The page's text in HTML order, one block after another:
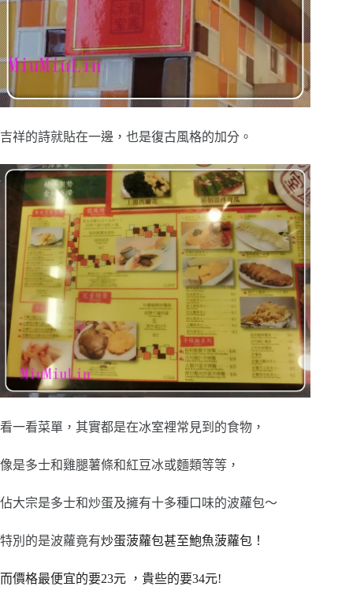
吉祥的詩就貼在一邊，也是復古風格的加分。
看一看菜單，其實都是在冰室裡常見到的食物，
像是多士和雞腿薯條和紅豆冰或麵類等等，
佔大宗是多士和炒蛋及擁有十多種口味的波蘿包～
特別的是波蘿竟有炒蛋菠蘿包甚至鮑魚菠蘿包！
而價格最便宜的要23元 ，貴些的要34元!